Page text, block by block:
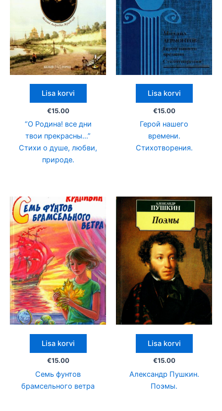
Lisa korvi
€15.00
“О Родина! все дни
твои прекрасны…”
Стихи о душе, любви,
природе.
Lisa korvi
€15.00
Герой нашего
времени.
Стихотворения.
Lisa korvi
€15.00
Семь фунтов
брамсельного ветра
Lisa korvi
€15.00
Александр Пушкин.
Поэмы.